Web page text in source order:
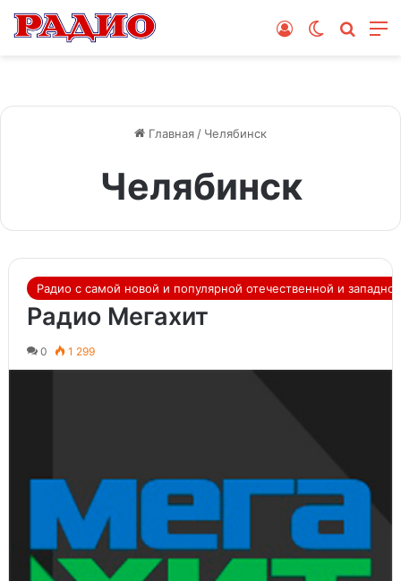
Switch skin
Войти
Главная / Челябинск
Челябинск
Радио с самой новой и популярной отечественной и
Радио Мегахит
0 1 299